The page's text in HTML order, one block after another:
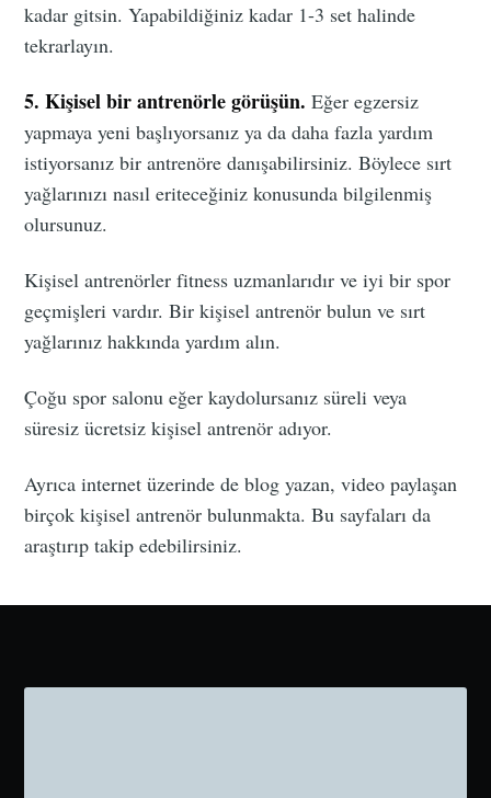
kadar gitsin. Yapabildiğiniz kadar 1-3 set halinde
tekrarlayın.
5. Kişisel bir antrenörle görüşün. Eğer egzersiz
yapmaya yeni başlıyorsanız ya da daha fazla yardım
istiyorsanız bir antrenöre danışabilirsiniz. Böylece sırt
yağlarınızı nasıl eriteceğiniz konusunda bilgilenmiş
olursunuz.
Kişisel antrenörler fitness uzmanlarıdır ve iyi bir spor
geçmişleri vardır. Bir kişisel antrenör bulun ve sırt
yağlarınız hakkında yardım alın.
Çoğu spor salonu eğer kaydolursanız süreli veya
süresiz ücretsiz kişisel antrenör adıyor.
Ayrıca internet üzerinde de blog yazan, video paylaşan
birçok kişisel antrenör bulunmakta. Bu sayfaları da
araştırıp takip edebilirsiniz.